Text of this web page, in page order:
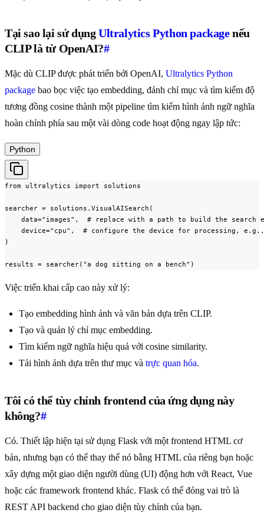
Tại sao lại sử dụngUltralytics Python packagenếu
CLIP là từ OpenAI?#
Mặc dù CLIP được phát triển bởi OpenAI, Ultralytics Python
package bao bọc việc tạo embedding, đánh chỉ mục và tìm kiếm độ
tương đồng cosine thành một pipeline tìm kiếm hình ảnh ngữ nghĩa
hoàn chỉnh phía sau một vài dòng code hoạt động ngay lập tức:
Python
from ultralytics import solutions
searcher = solutions.VisualAISearch(
data="images",  # replace with a path to build the search
device="cpu",  # configure the device for processing,
)
results = searcher("a dog sitting on a bench")
Việc triển khai cấp cao này xử lý:
Tạo embedding hình ảnh và văn bản dựa trên CLIP.
Tạo và quản lý chỉ mục embedding.
Tìm kiếm ngữ nghĩa hiệu quả với cosine similarity.
Tải hình ảnh dựa trên thư mục và trực quan hóa.
Tôi có thể tùy chỉnh frontend của ứng dụng này
không?#
Có. Thiết lập hiện tại sử dụng Flask với một frontend HTML cơ
bản, nhưng bạn có thể thay thế nó bằng HTML của riêng bạn hoặc
xây dựng một giao diện người dùng (UI) động hơn với React, Vue
hoặc các framework frontend khác. Flask có thể đóng vai trò là
REST API backend cho giao diện tùy chỉnh của bạn.